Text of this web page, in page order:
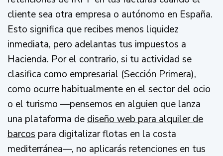
cliente sea otra empresa o autónomo en España.
Esto significa que recibes menos liquidez
inmediata, pero adelantas tus impuestos a
Hacienda. Por el contrario, si tu actividad se
clasifica como empresarial (Sección Primera),
como ocurre habitualmente en el sector del ocio
o el turismo —pensemos en alguien que lanza
una plataforma de diseño web para alquiler de
barcos para digitalizar flotas en la costa
mediterránea—, no aplicarás retenciones en tus